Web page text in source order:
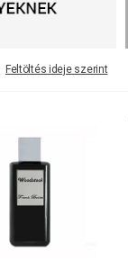
Feltöltés ideje szerint